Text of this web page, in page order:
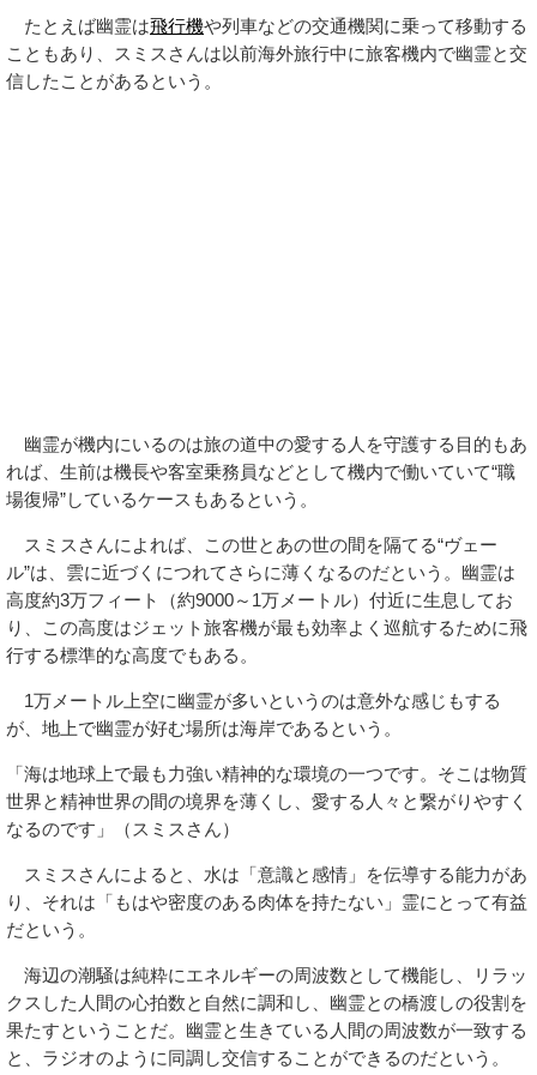
たとえば幽霊は飛行機や列車などの交通機関に乗って移動する
こともあり、スミスさんは以前海外旅行中に旅客機内で幽霊と交
信したことがあるという。
幽霊が機内にいるのは旅の道中の愛する人を守護する目的もあ
れば、生前は機長や客室乗務員などとして機内で働いていて“職
場復帰”しているケースもあるという。
スミスさんによれば、この世とあの世の間を隔てる“ヴェー
ル”は、雲に近づくにつれてさらに薄くなるのだという。幽霊は
高度約3万フィート（約9000～1万メートル）付近に生息してお
り、この高度はジェット旅客機が最も効率よく巡航するために飛
行する標準的な高度でもある。
1万メートル上空に幽霊が多いというのは意外な感じもする
が、地上で幽霊が好む場所は海岸であるという。
「海は地球上で最も力強い精神的な環境の一つです。そこは物質
世界と精神世界の間の境界を薄くし、愛する人々と繋がりやすく
なるのです」（スミスさん）
スミスさんによると、水は「意識と感情」を伝導する能力があ
り、それは「もはや密度のある肉体を持たない」霊にとって有益
だという。
海辺の潮騒は純粋にエネルギーの周波数として機能し、リラッ
クスした人間の心拍数と自然に調和し、幽霊との橋渡しの役割を
果たすということだ。幽霊と生きている人間の周波数が一致する
と、ラジオのように同調し交信することができるのだという。